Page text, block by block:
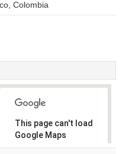
Colombia
This page can't load
Google Maps
correctly.